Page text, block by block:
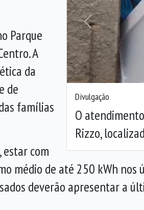
Divulgação
O
Rizzo,
Anterior
Parque
A
da
de
famílias
com
médio de até 250 kWh
deverão apresentar a